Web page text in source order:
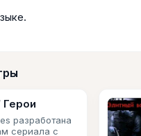
Герои
разработана
сериала с